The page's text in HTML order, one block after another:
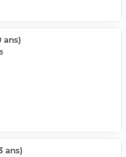
ans)
ans)